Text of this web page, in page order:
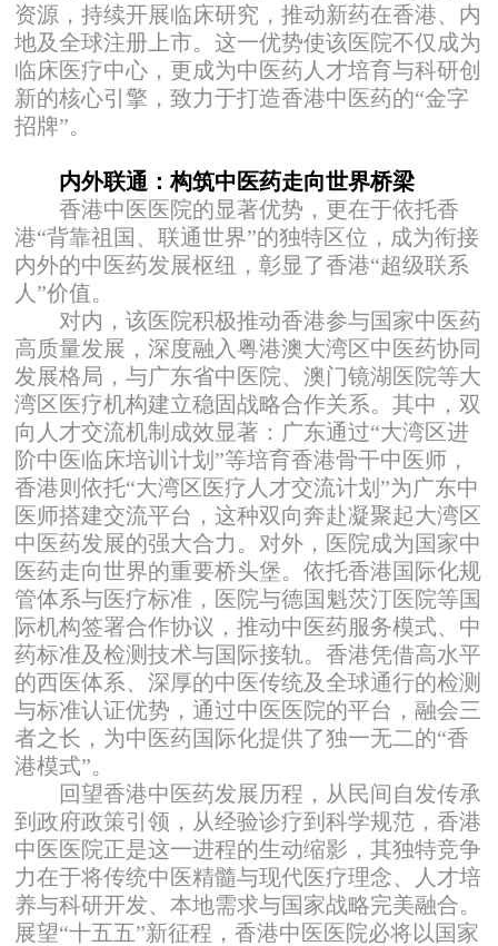
资源，持续开展临床研究，推动新药在香港、内
地及全球注册上市。这一优势使该医院不仅成为
临床医疗中心，更成为中医药人才培育与科研创
新的核心引擎，致力于打造香港中医药的“金字
招牌”。
内外联通：构筑中医药走向世界桥梁
香港中医医院的显著优势，更在于依托香
港“背靠祖国、联通世界”的独特区位，成为衔接
内外的中医药发展枢纽，彰显了香港“超级联系
人”价值。
对内，该医院积极推动香港参与国家中医药
高质量发展，深度融入粤港澳大湾区中医药协同
发展格局，与广东省中医院、澳门镜湖医院等大
湾区医疗机构建立稳固战略合作关系。其中，双
向人才交流机制成效显著：广东通过“大湾区进
阶中医临床培训计划”等培育香港骨干中医师，
香港则依托“大湾区医疗人才交流计划”为广东中
医师搭建交流平台，这种双向奔赴凝聚起大湾区
中医药发展的强大合力。对外，医院成为国家中
医药走向世界的重要桥头堡。依托香港国际化规
管体系与医疗标准，医院与德国魁茨汀医院等国
际机构签署合作协议，推动中医药服务模式、中
药标准及检测技术与国际接轨。香港凭借高水平
的西医体系、深厚的中医传统及全球通行的检测
与标准认证优势，通过中医医院的平台，融会三
者之长，为中医药国际化提供了独一无二的“香
港模式”。
回望香港中医药发展历程，从民间自发传承
到政府政策引领，从经验诊疗到科学规范，香港
中医医院正是这一进程的生动缩影，其独特竞争
力在于将传统中医精髓与现代医疗理念、人才培
养与科研开发、本地需求与国家战略完美融合。
展望“十五五”新征程，香港中医医院必将以国家